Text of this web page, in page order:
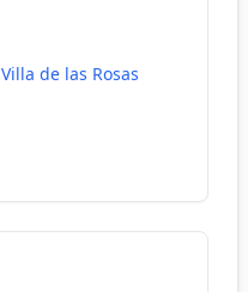
Villa de las Rosas